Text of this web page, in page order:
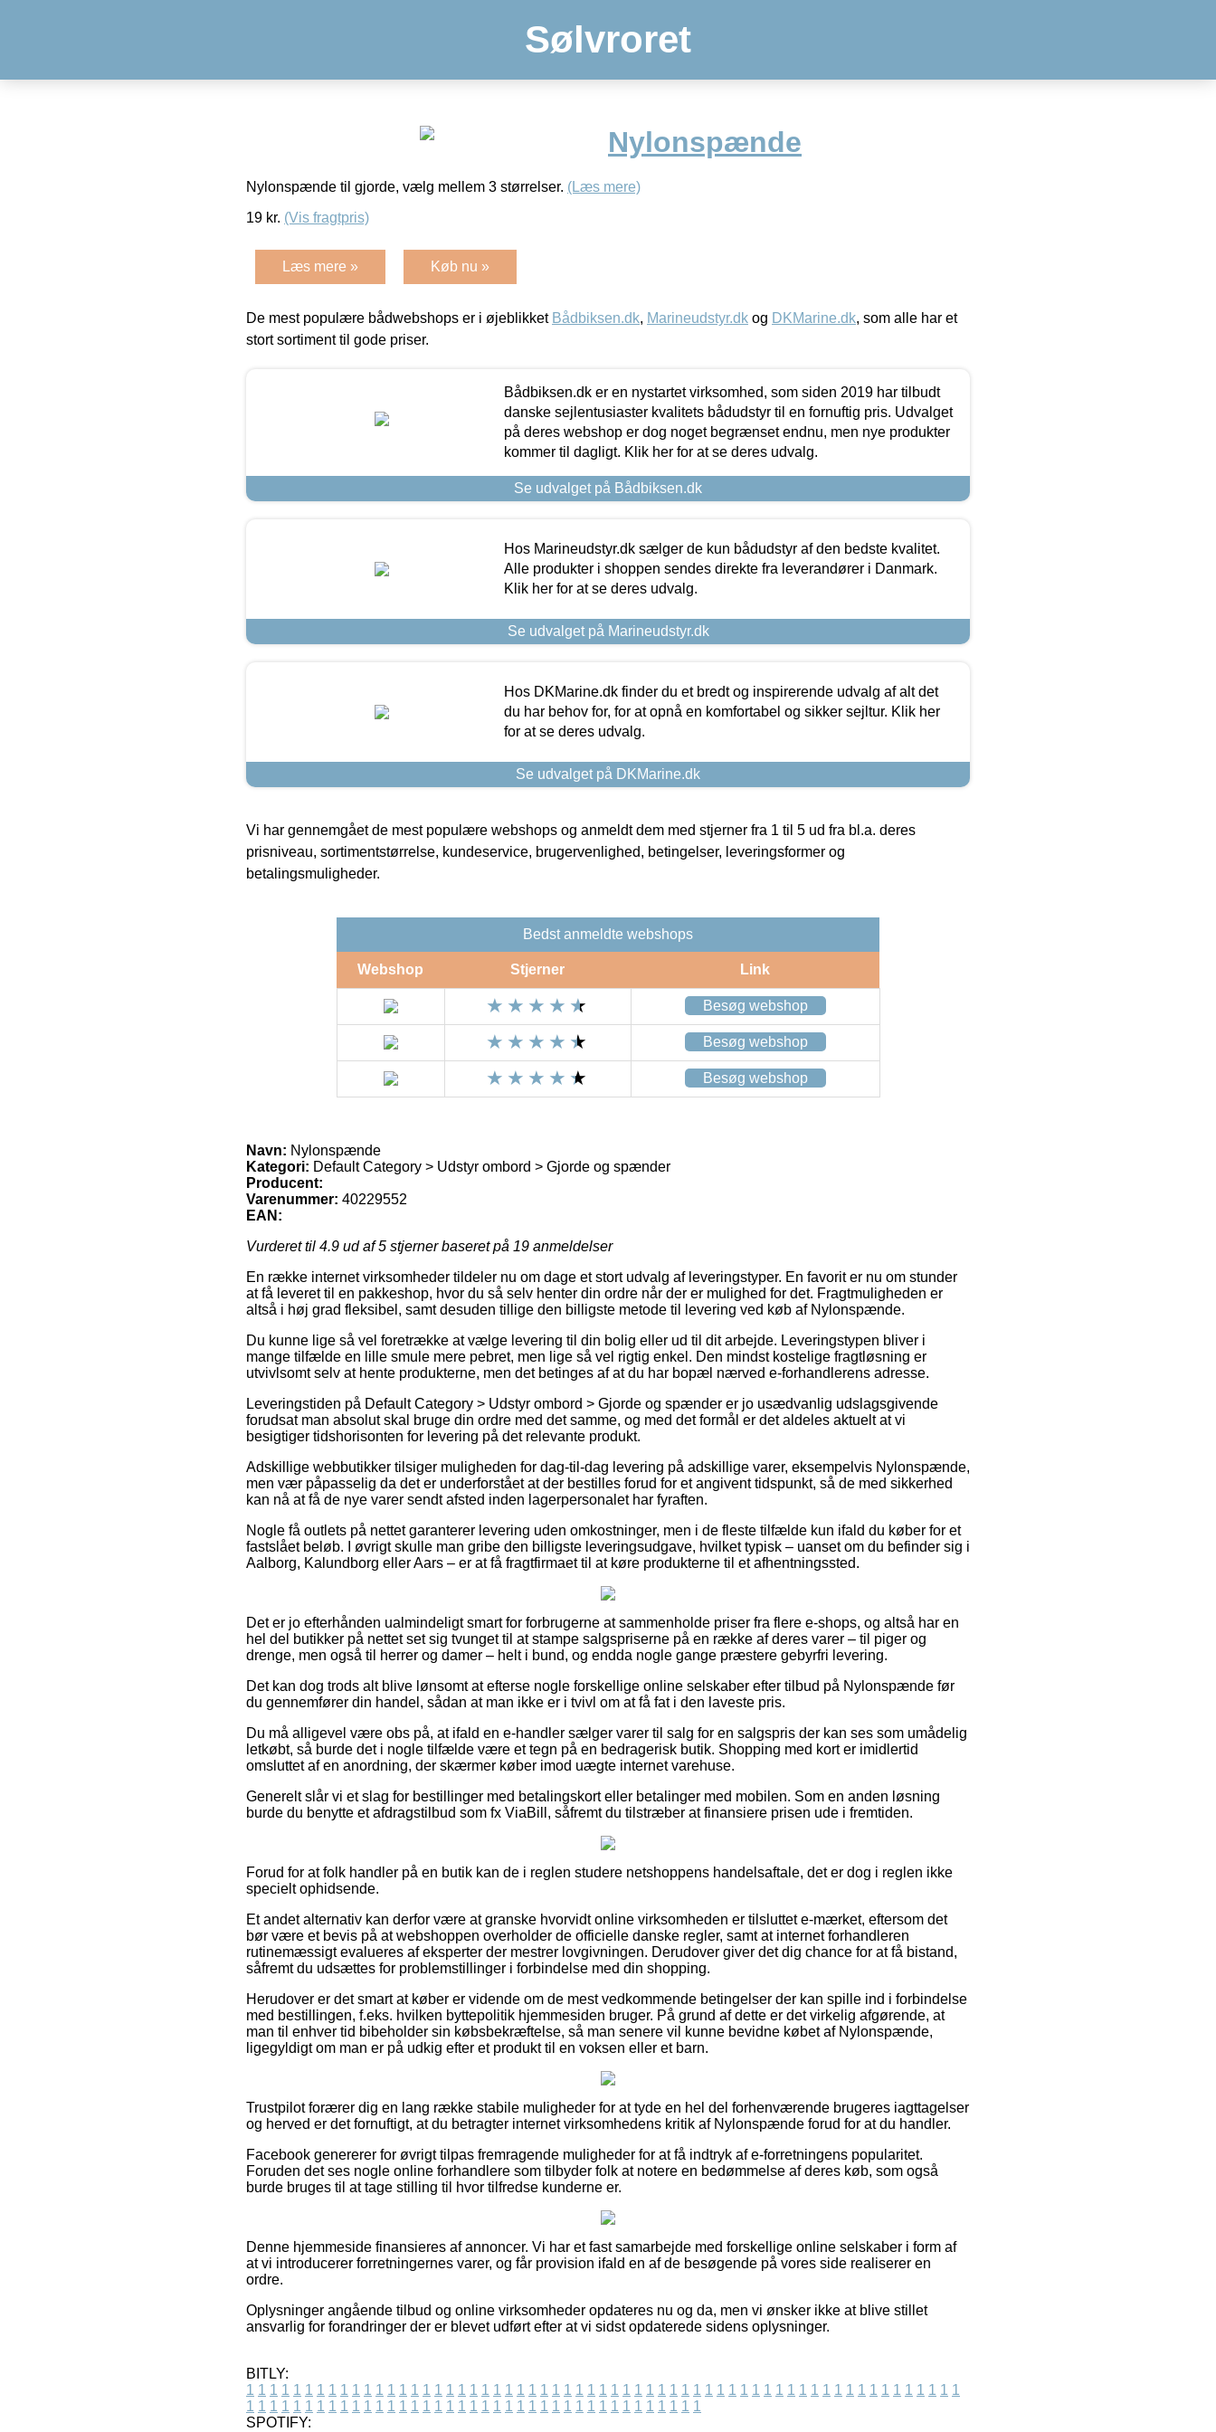
Sølvroret
Nylonspænde
Nylonspænde til gjorde, vælg mellem 3 størrelser. (Læs mere)
19 kr. (Vis fragtpris)
Læs mere » Køb nu »
De mest populære bådwebshops er i øjeblikket Bådbiksen.dk, Marineudstyr.dk og DKMarine.dk, som alle har et
stort sortiment til gode priser.
Bådbiksen.dk er en nystartet virksomhed, som siden 2019 har tilbudt
danske sejlentusiaster kvalitets bådudstyr til en fornuftig pris. Udvalget
på deres webshop er dog noget begrænset endnu, men nye produkter
kommer til dagligt. Klik her for at se deres udvalg.
Se udvalget på Bådbiksen.dk
Hos Marineudstyr.dk sælger de kun bådudstyr af den bedste kvalitet.
Alle produkter i shoppen sendes direkte fra leverandører i Danmark.
Klik her for at se deres udvalg.
Se udvalget på Marineudstyr.dk
Hos DKMarine.dk finder du et bredt og inspirerende udvalg af alt det
du har behov for, for at opnå en komfortabel og sikker sejltur. Klik her
for at se deres udvalg.
Se udvalget på DKMarine.dk
Vi har gennemgået de mest populære webshops og anmeldt dem med stjerner fra 1 til 5 ud fra bl.a. deres
prisniveau, sortimentstørrelse, kundeservice, brugervenlighed, betingelser, leveringsformer og
betalingsmuligheder.
Bedst anmeldte webshops
Webshop Stjerner Link
Besøg webshop
Besøg webshop
Besøg webshop
Navn: Nylonspænde
Kategori: Default Category > Udstyr ombord > Gjorde og spænder
Producent:
Varenummer: 40229552
EAN:
Vurderet til 4.9 ud af 5 stjerner baseret på 19 anmeldelser
En række internet virksomheder tildeler nu om dage et stort udvalg af leveringstyper. En favorit er nu om stunder
at få leveret til en pakkeshop, hvor du så selv henter din ordre når der er mulighed for det. Fragtmuligheden er
altså i høj grad fleksibel, samt desuden tillige den billigste metode til levering ved køb af Nylonspænde.
Du kunne lige så vel foretrække at vælge levering til din bolig eller ud til dit arbejde. Leveringstypen bliver i
mange tilfælde en lille smule mere pebret, men lige så vel rigtig enkel. Den mindst kostelige fragtløsning er
utvivlsomt selv at hente produkterne, men det betinges af at du har bopæl nærved e-forhandlerens adresse.
Leveringstiden på Default Category > Udstyr ombord > Gjorde og spænder er jo usædvanlig udslagsgivende
forudsat man absolut skal bruge din ordre med det samme, og med det formål er det aldeles aktuelt at vi
besigtiger tidshorisonten for levering på det relevante produkt.
Adskillige webbutikker tilsiger muligheden for dag-til-dag levering på adskillige varer, eksempelvis Nylonspænde,
men vær påpasselig da det er underforstået at der bestilles forud for et angivent tidspunkt, så de med sikkerhed
kan nå at få de nye varer sendt afsted inden lagerpersonalet har fyraften.
Nogle få outlets på nettet garanterer levering uden omkostninger, men i de fleste tilfælde kun ifald du køber for et
fastslået beløb. I øvrigt skulle man gribe den billigste leveringsudgave, hvilket typisk – uanset om du befinder sig i
Aalborg, Kalundborg eller Aars – er at få fragtfirmaet til at køre produkterne til et afhentningssted.
Det er jo efterhånden ualmindeligt smart for forbrugerne at sammenholde priser fra flere e-shops, og altså har en
hel del butikker på nettet set sig tvunget til at stampe salgspriserne på en række af deres varer – til piger og
drenge, men også til herrer og damer – helt i bund, og endda nogle gange præstere gebyrfri levering.
Det kan dog trods alt blive lønsomt at efterse nogle forskellige online selskaber efter tilbud på Nylonspænde før
du gennemfører din handel, sådan at man ikke er i tvivl om at få fat i den laveste pris.
Du må alligevel være obs på, at ifald en e-handler sælger varer til salg for en salgspris der kan ses som umådelig
letkøbt, så burde det i nogle tilfælde være et tegn på en bedragerisk butik. Shopping med kort er imidlertid
omsluttet af en anordning, der skærmer køber imod uægte internet varehuse.
Generelt slår vi et slag for bestillinger med betalingskort eller betalinger med mobilen. Som en anden løsning
burde du benytte et afdragstilbud som fx ViaBill, såfremt du tilstræber at finansiere prisen ude i fremtiden.
Forud for at folk handler på en butik kan de i reglen studere netshoppens handelsaftale, det er dog i reglen ikke
specielt ophidsende.
Et andet alternativ kan derfor være at granske hvorvidt online virksomheden er tilsluttet e-mærket, eftersom det
bør være et bevis på at webshoppen overholder de officielle danske regler, samt at internet forhandleren
rutinemæssigt evalueres af eksperter der mestrer lovgivningen. Derudover giver det dig chance for at få bistand,
såfremt du udsættes for problemstillinger i forbindelse med din shopping.
Herudover er det smart at køber er vidende om de mest vedkommende betingelser der kan spille ind i forbindelse
med bestillingen, f.eks. hvilken byttepolitik hjemmesiden bruger. På grund af dette er det virkelig afgørende, at
man til enhver tid bibeholder sin købsbekræftelse, så man senere vil kunne bevidne købet af Nylonspænde,
ligegyldigt om man er på udkig efter et produkt til en voksen eller et barn.
Trustpilot forærer dig en lang række stabile muligheder for at tyde en hel del forhenværende brugeres iagttagelser
og herved er det fornuftigt, at du betragter internet virksomhedens kritik af Nylonspænde forud for at du handler.
Facebook genererer for øvrigt tilpas fremragende muligheder for at få indtryk af e-forretningens popularitet.
Foruden det ses nogle online forhandlere som tilbyder folk at notere en bedømmelse af deres køb, som også
burde bruges til at tage stilling til hvor tilfredse kunderne er.
Denne hjemmeside finansieres af annoncer. Vi har et fast samarbejde med forskellige online selskaber i form af
at vi introducerer forretningernes varer, og får provision ifald en af de besøgende på vores side realiserer en
ordre.
Oplysninger angående tilbud og online virksomheder opdateres nu og da, men vi ønsker ikke at blive stillet
ansvarlig for forandringer der er blevet udført efter at vi sidst opdaterede sidens oplysninger.
BITLY:
1 1 1 1 1 1 1 1 1 1 1 1 1 1 1 1 1 1 1 1 1 1 1 1 1 1 1 1 1 1 1 1 1 1 1 1 1 1 1 1 1 1 1 1 1 1 1 1 1 1 1 1 1 1 1 1 1 1 1 1 1
1 1 1 1 1 1 1 1 1 1 1 1 1 1 1 1 1 1 1 1 1 1 1 1 1 1 1 1 1 1 1 1 1 1 1 1 1 1 1
SPOTIFY: